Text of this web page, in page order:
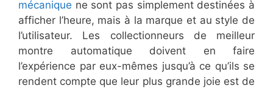
mécanique ne sont pas simplement destinées à
afficher l’heure, mais à la marque et au style de
l’utilisateur. Les collectionneurs de meilleur
montre automatique doivent en faire
l’expérience par eux-mêmes jusqu’à ce qu’ils se
rendent compte que leur plus grande joie est de